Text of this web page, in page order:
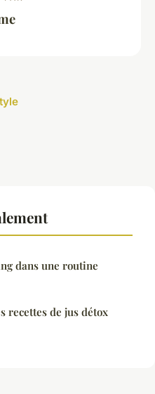
dans une routine
recettes de jus détox